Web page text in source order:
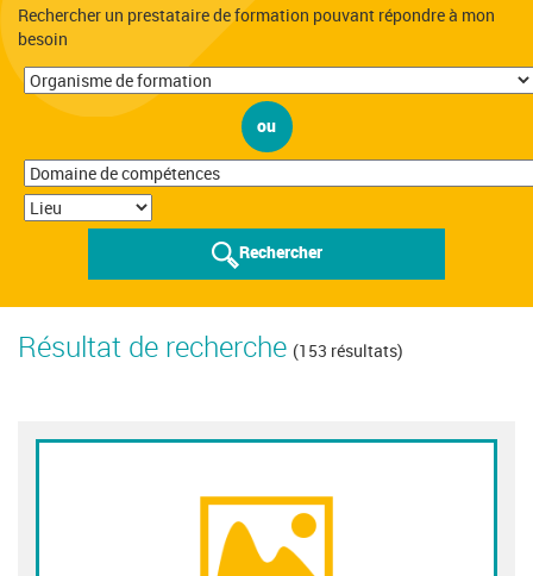
Rechercher un prestataire de formation pouvant répondre à mon
besoin
ou
Rechercher
Résultat de recherche (153 résultats)